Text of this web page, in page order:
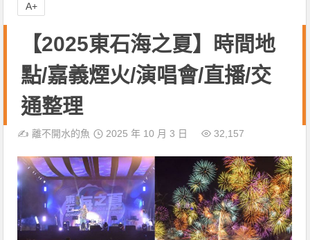
【2025東石海之夏】時間地
點/嘉義煙火/演唱會/直播/交
通整理
✍️離不開水的魚 2025 年 10 月 3 日 32,157
A+